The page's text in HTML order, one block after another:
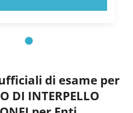
di esame per
DI INTERPELLO